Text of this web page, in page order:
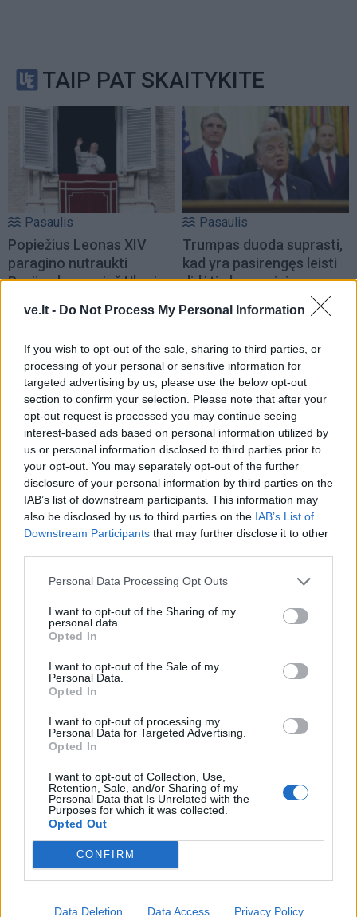
ve.lt - Do Not Process My Personal Information
If you wish to opt-out of the sale, sharing to third parties, or
processing of your personal or sensitive information for
targeted advertising by us, please use the below opt-out
section to confirm your selection. Please note that after your
opt-out request is processed you may continue seeing
interest-based ads based on personal information utilized by
us or personal information disclosed to third parties prior to
your opt-out. You may separately opt-out of the further
disclosure of your personal information by third parties on the
IAB’s list of downstream participants. This information may
also be disclosed by us to third parties on the IAB’s List of
Downstream Participants that may further disclose it to other
Personal Data Processing Opt Outs
I want to opt-out of the Sharing of my
personal data.
Opted In
I want to opt-out of the Sale of my
Personal Data.
Opted In
I want to opt-out of processing my
Personal Data for Targeted Advertising.
Opted In
I want to opt-out of Collection, Use,
Retention, Sale, and/or Sharing of my
Personal Data that Is Unrelated with the
Purposes for which it was collected.
Opted Out
CONFIRM
Data Deletion Data Access Privacy Policy
TAIP PAT SKAITYKITE
Pasaulis
Popiežius Leonas XIV
paragino nutraukti
Rusijos karą prieš Ukrainą
Pasaulis
Trumpas duoda suprasti,
kad yra pasirengęs leisti
didėti ekonominiam
Pasaulis
Eldoradas Butrimas iš
Ukrainos: pagalba
pasiekia ir karius, ir
gyvūnų prieglaudas,
tačiau raketos vis
Pasaulis
Pietų Prancūzijoje
įsiplieskė naujas miško
gaisras
16-metis nėrė į mirtinas
bangas gelbėti vaiko: po
sureagavo net
prezidentas
„Sterbliniai dronai“: